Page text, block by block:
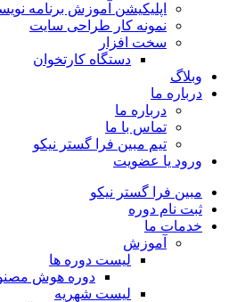
اپلیکیشن آموزش برنامه
نمونه کار طراحی سایت
سخت افزار
دستگاه کارتخوان
وبلاگ
درباره ما
درباره ما
تماس با ما
تیم مبین فرا گستر نیکو
ورود یا عضویت
مبین فرا گستر نیکو
ثبت نام دوره
خدمات ما
آموزش
لیست دوره ها
دوره هوش
لیست شهریه